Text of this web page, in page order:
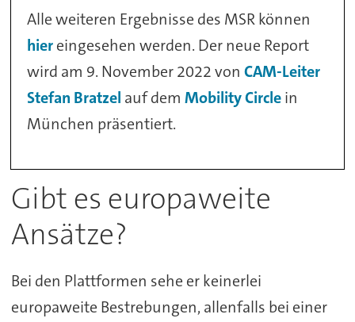
Alle weiteren Ergebnisse des MSR können
hiereingesehen werden. Der neue Report
wird am 9. November 2022 vonCAM-Leiter
Stefan Bratzel auf demMobility Circlein
München präsentiert.
Gibt es europaweite
Ansätze?
Bei den Plattformen sehe er keinerlei
europaweite Bestrebungen, allenfalls bei einer